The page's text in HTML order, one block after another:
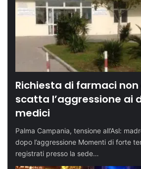
Richiesta di farmaci
scatta l’aggressione ai
medici
Palma Campania, tensione all’Asl:
dopo l’aggressione Momenti di forte
registrati presso la sede…